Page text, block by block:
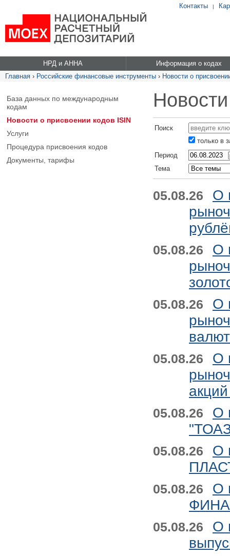
Контакты |
НРД и АННА
Информация о кодах
Главная › Российские финансовые инструменты › Новости о
База данных по международным
кодам
Новости о присвоении кодов ISIN
Услуги
Процедура присвоения кодов
Документы, тарифы
Поиск
только в
Период
Тема
05.08.26
О
05.08.26
О
05.08.26
О
05.08.26
О
05.08.26
О
05.08.26
О
05.08.26
О
05.08.26
О